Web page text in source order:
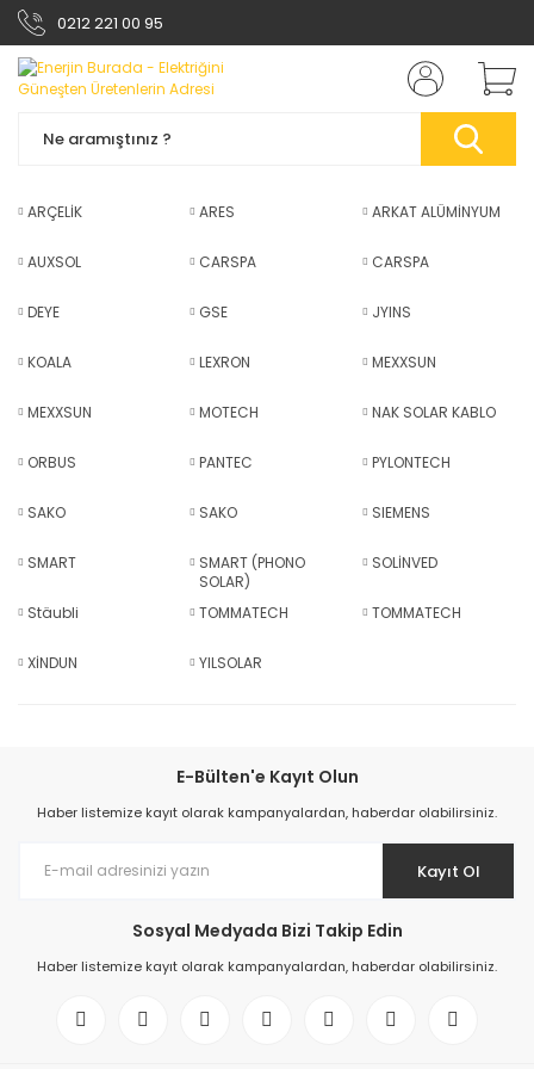
0212 221 00 95
ARÇELİK ARES ARKAT ALÜMİNYUM
AUXSOL CARSPA CARSPA
DEYE GSE JYINS
KOALA LEXRON MEXXSUN
MEXXSUN MOTECH NAK SOLAR KABLO
ORBUS PANTEC PYLONTECH
SAKO SAKO SIEMENS
SMART
SMART (PHONO
SOLAR)
SOLİNVED
Stäubli TOMMATECH TOMMATECH
XİNDUN YILSOLAR
E-Bülten'e Kayıt Olun
Haber listemize kayıt olarak kampanyalardan, haberdar olabilirsiniz.
Kayıt Ol
Sosyal Medyada Bizi Takip Edin
Haber listemize kayıt olarak kampanyalardan, haberdar olabilirsiniz.